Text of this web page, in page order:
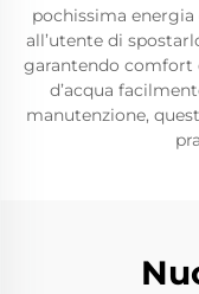
pochissima
all’utente di
garantendo comfort
d’acqua
manutenzione,